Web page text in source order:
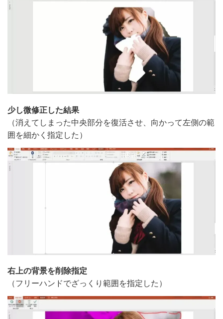
少し微修正した結果
（消えてしまった中央部分を復活させ、向かって左側の範
囲を細かく指定した）
右上の背景を削除指定
（フリーハンドでざっくり範囲を指定した）